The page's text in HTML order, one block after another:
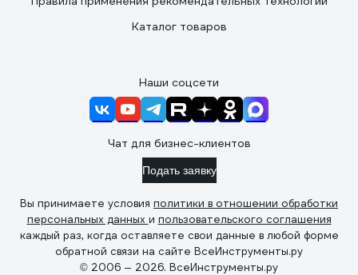
Каталог товаров
Наши соцсети
Чат для бизнес-клиентов
Подать заявку
Вы принимаете условия политики в отношении обработки
персональных данных и пользовательского соглашения
каждый раз, когда оставляете свои данные в любой форме
обратной связи на сайте ВсеИнструменты.ру
© 2006 — 2026. ВсеИнструменты.ру